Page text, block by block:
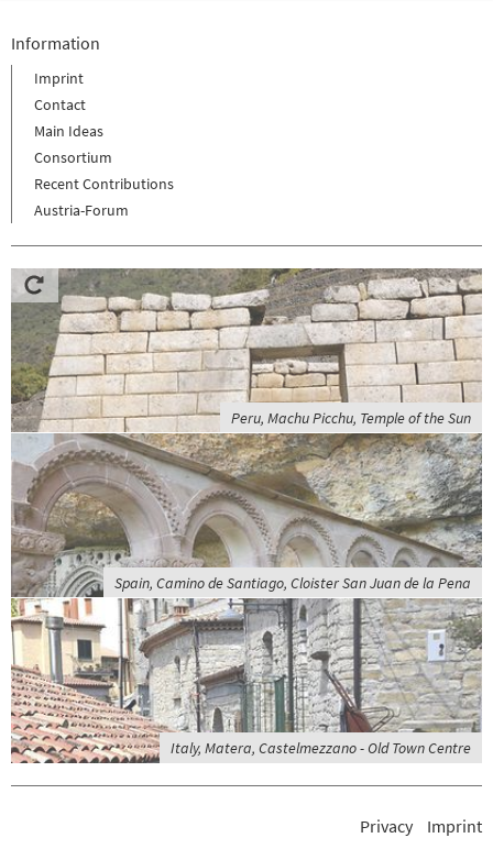
Information
Imprint
Contact
Main Ideas
Consortium
Recent Contributions
Austria-Forum
Peru, Machu Picchu, Temple of the Sun
Spain, Camino de Santiago, Cloister San Juan de la Pena
Italy, Matera, Castelmezzano - Old Town Centre
Privacy Imprint